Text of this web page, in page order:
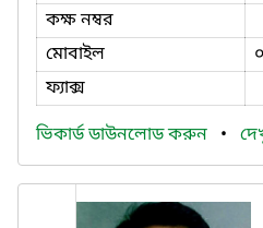
কক্ষ নম্বর
মোবাইল
ফ্যাক্স
ভিকার্ড ডাউনলোড করুন •